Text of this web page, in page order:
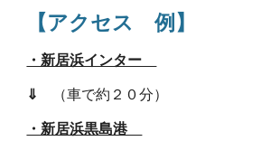
【アクセス 例】
・新居浜インター
⇓
（車で約２０分）
・新居浜黒島港